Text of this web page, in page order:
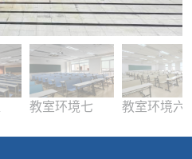
教室环境七 教室环境六